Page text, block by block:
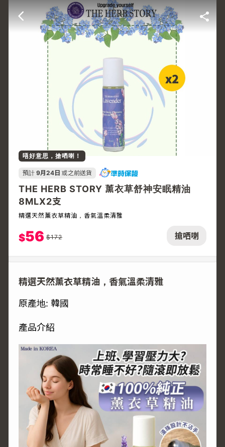
搶哂喇
唔好意思，搶哂喇！
預計 9月24日 或之前送貨
THE HERB STORY 薰衣草舒神安眠精油
8MLX2支
精選天然薰衣草精油，香氣溫柔清雅
$56 $172
精選天然薰衣草精油，香氣溫柔清雅
原產地: 韓國
產品介紹